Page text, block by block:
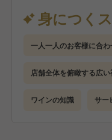
お客様に快適お過ご
ィネートします。
・予約管理や売上管
お客様がご来館する
プラン販売の企画・
身につく
一人一人のお客様に合
店舗全体を俯瞰する広
ワインの知識 サー